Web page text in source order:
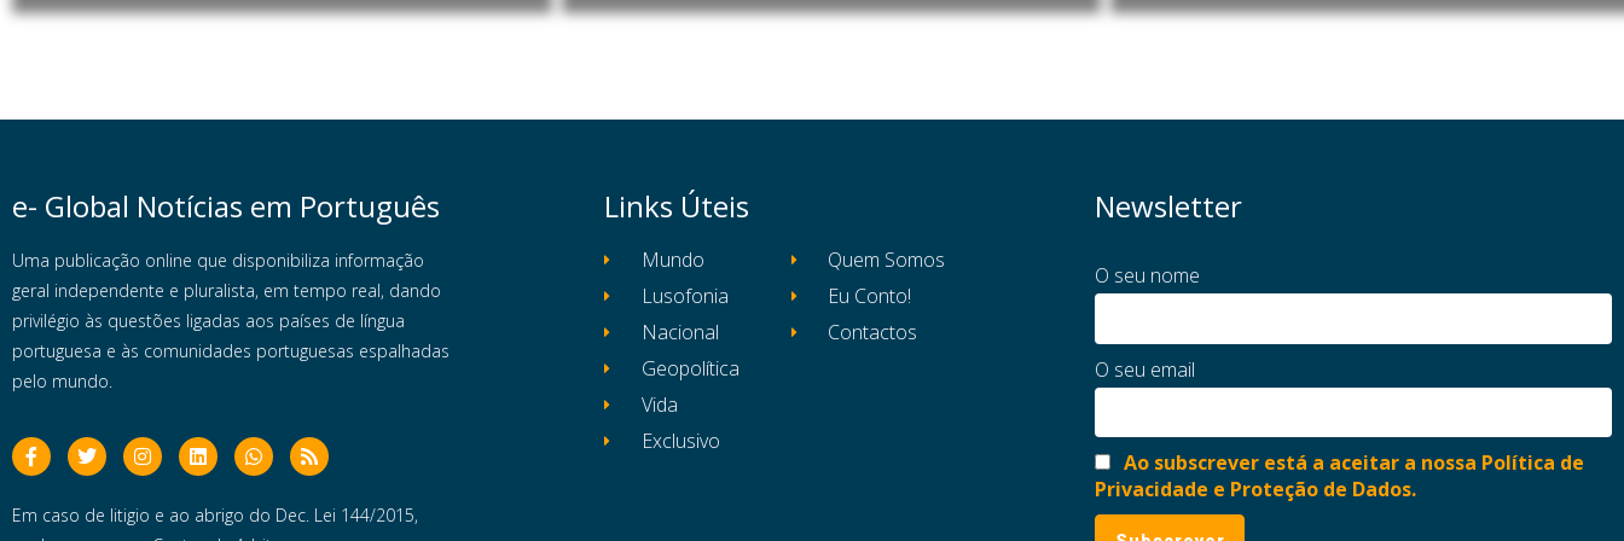
e- Global Notícias em Português
Uma publicação online que disponibiliza informação
geral independente e pluralista, em tempo real, dando
privilégio às questões ligadas aos países de língua
portuguesa e às comunidades portuguesas espalhadas
pelo mundo.
Em caso de litigio e ao abrigo do Dec. Lei 144/2015,
Links Úteis
Mundo
Lusofonia
Nacional
Geopolítica
Vida
Exclusivo
Quem Somos
Eu Conto!
Contactos
Newsletter
O seu nome
O seu email
Ao subscrever está a aceitar a nossa Política de
Privacidade e Proteção de Dados.